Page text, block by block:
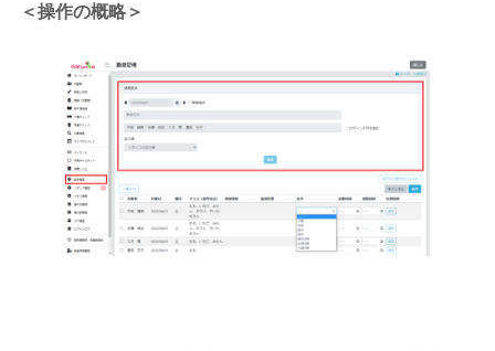
＜操作の概略＞